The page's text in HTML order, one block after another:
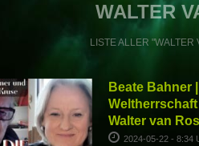
WALTER
LISTE ALLER
Beate Bahner
Weltherrschaft
Walter van
2024-05-22 - 8:34